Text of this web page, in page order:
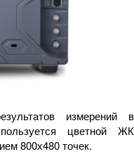
измерений в
цветной ЖК
800х480 точек.